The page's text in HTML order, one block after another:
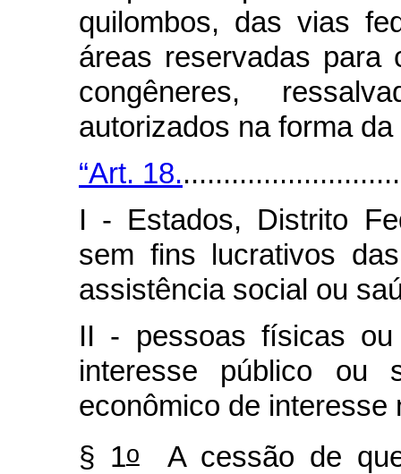
quilombos, das vias
áreas reservadas para
congêneres,
autorizados na forma da
“Art. 18.
I - Estados, Distrito
sem fins lucrativos
assistência social ou
II - pessoas físicas
interesse público ou
econômico de interesse
§ 1oA cessão de que